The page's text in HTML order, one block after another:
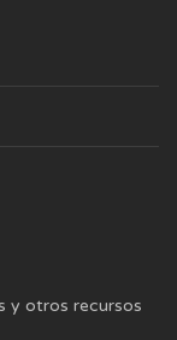
y otros recursos